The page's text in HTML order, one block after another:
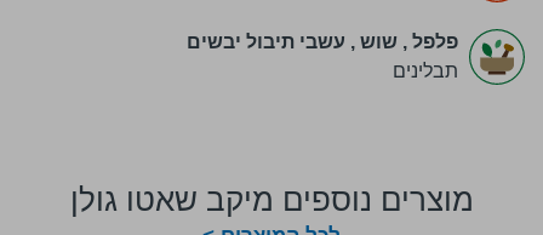
פלפל , שוש , עשבי תיבול יבשים
תבלינים
מוצרים נוספים מיקב שאטו גולן